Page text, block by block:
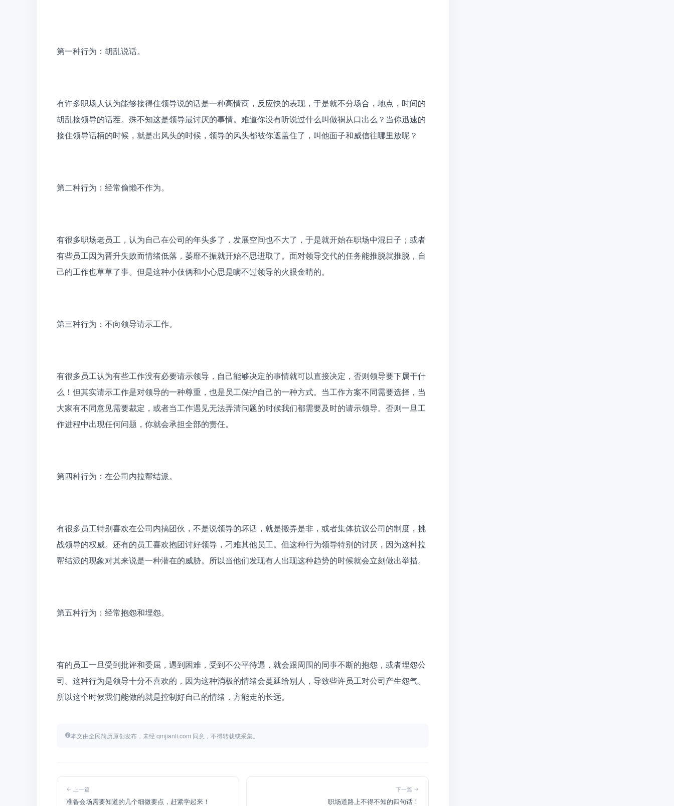
第一种行为：胡乱说话。
有许多职场人认为能够接得住领导说的话是一种高情商，反应快的表现，于是就不分场合，地点，时间的
胡乱接领导的话茬。殊不知这是领导最讨厌的事情。难道你没有听说过什么叫做祸从口出么？当你迅速的
接住领导话柄的时候，就是出风头的时候，领导的风头都被你遮盖住了，叫他面子和威信往哪里放呢？
第二种行为：经常偷懒不作为。
有很多职场老员工，认为自己在公司的年头多了，发展空间也不大了，于是就开始在职场中混日子；或者
有些员工因为晋升失败而情绪低落，萎靡不振就开始不思进取了。面对领导交代的任务能推脱就推脱，自
己的工作也草草了事。但是这种小伎俩和小心思是瞒不过领导的火眼金睛的。
第三种行为：不向领导请示工作。
有很多员工认为有些工作没有必要请示领导，自己能够决定的事情就可以直接决定，否则领导要下属干什
么！但其实请示工作是对领导的一种尊重，也是员工保护自己的一种方式。当工作方案不同需要选择，当
大家有不同意见需要裁定，或者当工作遇见无法弄清问题的时候我们都需要及时的请示领导。否则一旦工
作进程中出现任何问题，你就会承担全部的责任。
第四种行为：在公司内拉帮结派。
有很多员工特别喜欢在公司内搞团伙，不是说领导的坏话，就是搬弄是非，或者集体抗议公司的制度，挑
战领导的权威。还有的员工喜欢抱团讨好领导，刁难其他员工。但这种行为领导特别的讨厌，因为这种拉
帮结派的现象对其来说是一种潜在的威胁。所以当他们发现有人出现这种趋势的时候就会立刻做出举措。
第五种行为：经常抱怨和埋怨。
有的员工一旦受到批评和委屈，遇到困难，受到不公平待遇，就会跟周围的同事不断的抱怨，或者埋怨公
司。这种行为是领导十分不喜欢的，因为这种消极的情绪会蔓延给别人，导致些许员工对公司产生怨气。
所以这个时候我们能做的就是控制好自己的情绪，方能走的长远。
本文由全民简历原创发布，未经 qmjianli.com 同意，不得转载或采集。
上一篇
准备会场需要知道的几个细微要点，赶紧学起来！
下一篇
职场道路上不得不知的四句话！